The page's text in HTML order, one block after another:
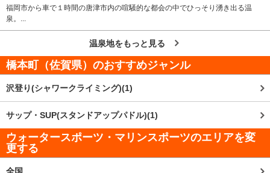
福岡市から車で１時間の唐津市内の喧騒的な都会の中でひっそり湧き出る温
泉。...
温泉地をもっと見る
橋本町（佐賀県） のおすすめジャンル
沢登り(シャワークライミング)(1)
サップ・SUP(スタンドアップパドル)(1)
ウォータースポーツ・マリンスポーツのエリアを変
更する